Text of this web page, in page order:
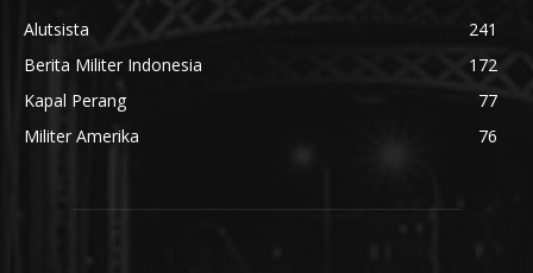
Alutsista
241
Berita Militer Indonesia
172
Kapal Perang
77
Militer Amerika
76